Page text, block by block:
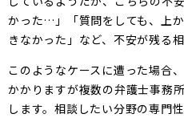
かった…」「質問をしても、上
きなかった」など、不安が残る
このようなケースに遭った場合
かかりますが複数の弁護士事務
します。相談したい分野の専門